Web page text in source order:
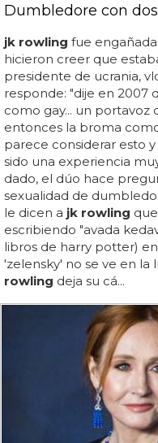
Dumbledore con
jk rowling fue
hicieron creer que
presidente de ucrania,
responde: "dije en 2007
como gay... un portavoz
entonces la broma
parece considerar esto
sido una experiencia
dado, el dúo hace
sexualidad de
le dicen a jk rowling
escribiendo "avada
libros de harry potter) en
'zelensky' no se ve en la
rowling deja su cá...